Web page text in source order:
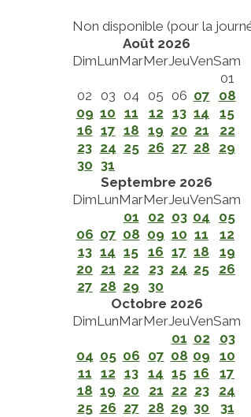
Non disponible (pour la
Août 2026
DimLunMarMerJeuVenSam
01
02 03 04 05 06 07
08
09 10 11 12 13 14
15
16 17 18 19 20 21
22
23 24 25 26 27 28
29
30 31
Septembre 2026
DimLunMarMerJeuVenSam
01
02 03 04
05
06 07 08 09 10 11
12
13 14 15 16 17 18
19
20 21 22 23 24 25
26
27 28 29 30
Octobre 2026
DimLunMarMerJeuVenSam
01 02
03
04 05 06 07 08 09
10
11 12 13 14 15 16
17
18 19 20 21 22 23
24
25 26 27 28 29 30 31